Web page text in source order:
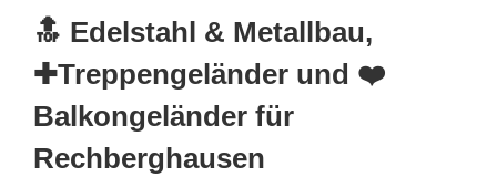
🔝 Edelstahl & Metallbau,
✚Treppengeländer und ❤️
Balkongeländer für
Rechberghausen